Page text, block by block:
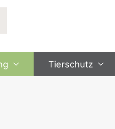
Tierschutz